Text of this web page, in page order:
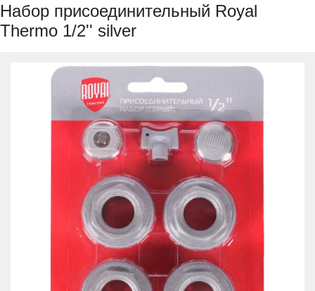
Набор присоединительный Royal
Thermo 1/2'' silver